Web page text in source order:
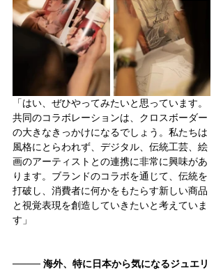
「はい、ぜひやってみたいと思っています。
共同のコラボレーションは、クロスボーダー
の大きなきっかけになるでしょう。私たちは
風格にとらわれず、デジタル、伝統工芸、絵
画のアーティストとの連携に非常に興味があ
ります。ブランドのコラボを通じて、伝統を
打破し、消費者に何かをもたらす新しい商品
と視覚表現を創造していきたいと考えていま
す」
──── 海外、特に日本から気になるジュエリ